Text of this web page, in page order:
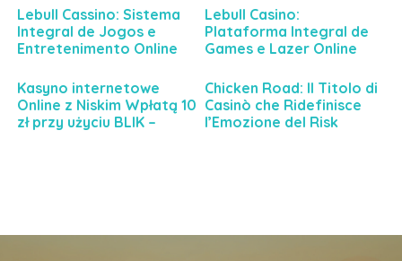
Gambling Game
Lebull Cassino: Sistema
Integral de Jogos e
Entretenimento Online
Lebull Casino:
Plataforma Integral de
Games e Lazer Online
Kasyno internetowe
Online z Niskim Wpłatą 10
zł przy użyciu BLIK –
Chicken Road: Il Titolo di
Casinò che Ridefinisce
l’Emozione del Risk